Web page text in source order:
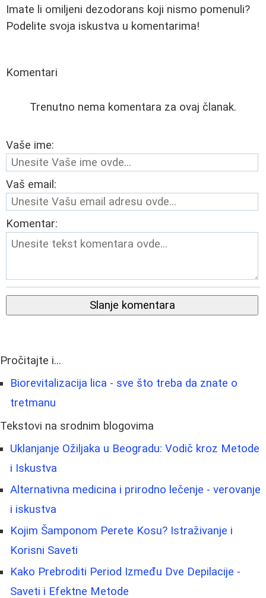
Imate li omiljeni dezodorans koji nismo pomenuli?
Podelite svoja iskustva u komentarima!
Komentari
Trenutno nema komentara za ovaj članak.
Vaše ime:
Vaš email:
Komentar:
Slanje komentara
Pročitajte i...
Biorevitalizacija lica - sve što treba da znate o
tretmanu
Tekstovi na srodnim blogovima
Uklanjanje Ožiljaka u Beogradu: Vodič kroz Metode
i Iskustva
Alternativna medicina i prirodno lečenje - verovanje
i iskustva
Kojim Šamponom Perete Kosu? Istraživanje i
Korisni Saveti
Kako Prebroditi Period Između Dve Depilacije -
Saveti i Efektne Metode